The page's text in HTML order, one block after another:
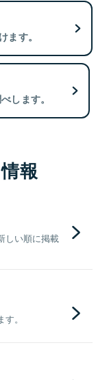
ます。
します。
報
しい順に掲載
。